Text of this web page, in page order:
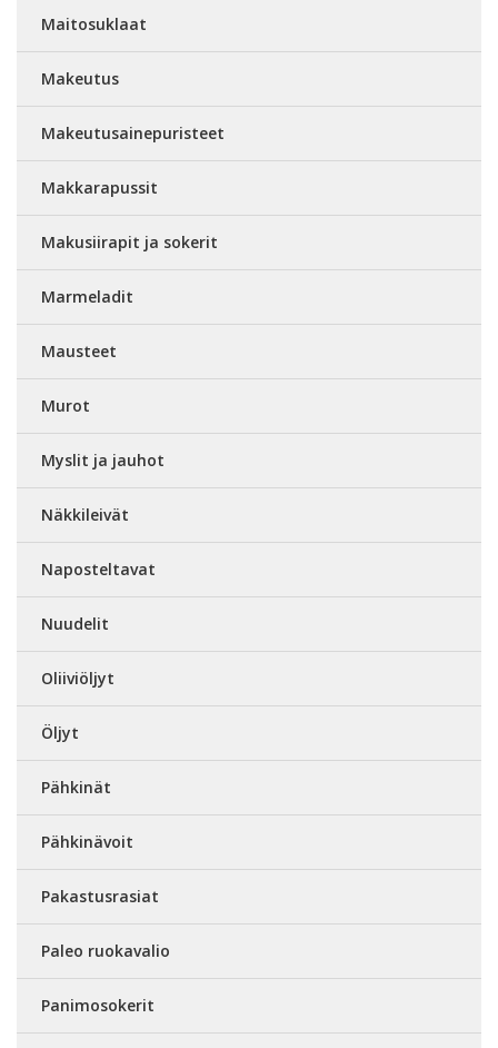
Maitosuklaat
Makeutus
Makeutusainepuristeet
Makkarapussit
Makusiirapit ja sokerit
Marmeladit
Mausteet
Murot
Myslit ja jauhot
Näkkileivät
Naposteltavat
Nuudelit
Oliiviöljyt
Öljyt
Pähkinät
Pähkinävoit
Pakastusrasiat
Paleo ruokavalio
Panimosokerit